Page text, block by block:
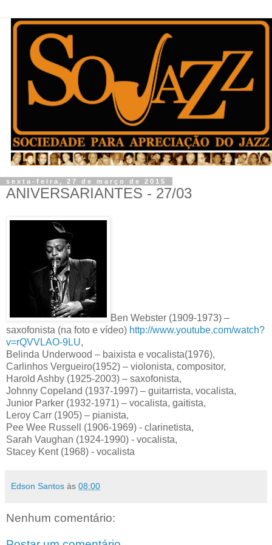
sexta-feira, 27 de março de 2015
ANIVERSARIANTES - 27/03
Ben Webster (1909-1973) –
saxofonista (na foto e vídeo) http://www.youtube.com/watch?
v=rQVVLAO-9LU,
Belinda Underwood – baixista e vocalista(1976),
Carlinhos Vergueiro(1952) – violonista, compositor,
Harold Ashby (1925-2003) – saxofonista,
Johnny Copeland (1937-1997) – guitarrista, vocalista,
Junior Parker (1932-1971) – vocalista, gaitista,
Leroy Carr (1905) – pianista,
Pee Wee Russell (1906-1969) - clarinetista,
Sarah Vaughan (1924-1990) - vocalista,
Stacey Kent (1968) - vocalista
Edson Santos às 08:00
Nenhum comentário: